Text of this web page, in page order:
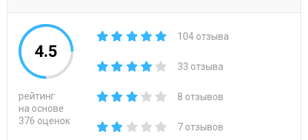
4.5
рейтинг
на основе
376 оценок
104 отзыва
33 отзыва
8 отзывов
7 отзывов